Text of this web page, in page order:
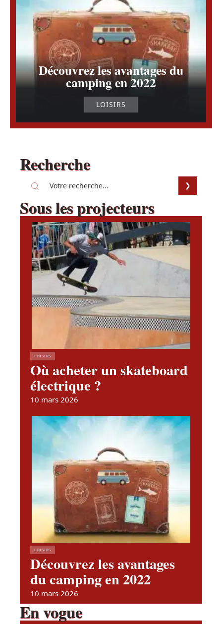
Découvrez les avantages du
camping en 2022
LOISIRS
Recherche
Sous les projecteurs
LOISIRS
Où acheter un skateboard
électrique ?
10 mars 2026
LOISIRS
Découvrez les avantages
du camping en 2022
10 mars 2026
En vogue